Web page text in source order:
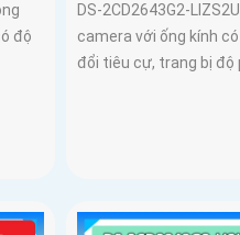
độ
DS-2CD2643G2-
camera với ống kính
đổi tiêu cự, trang bị độ